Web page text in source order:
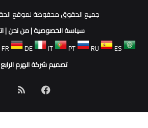
جميع الحقوق محفوظة لموقع
سياسة الخصوصية|من نحن|
FR DE IT PT RU
ES
تصميم شركة الهرم الرابع
فيسبوكملخص